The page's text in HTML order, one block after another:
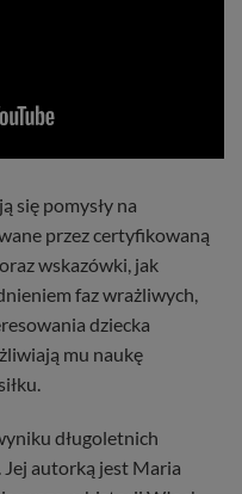
się pomysły na
przez certyfikowaną
wskazówki, jak
faz wrażliwych,
dziecka
mu naukę
długoletnich
Jej autorką jest Maria